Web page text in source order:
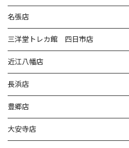
名張店
三洋堂トレカ館 四日市店
近江八幡店
長浜店
豊郷店
大安寺店